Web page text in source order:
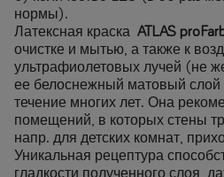
нормы).
Латексная краска ATLAS
очистке и мытью, а также к
ультрафиолетовых лучей (не
ее белоснежный матовый слой
течение многих лет. Она
помещений, в которых стены
напр. для детских комнат,
Уникальная рецептура
гладкости полученного слоя,